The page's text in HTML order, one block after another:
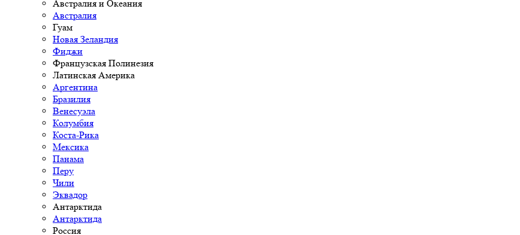
Австралия и Океания
Австралия
Гуам
Новая Зеландия
Фиджи
Французская Полинезия
Латинская Америка
Аргентина
Бразилия
Венесуэла
Колумбия
Коста-Рика
Мексика
Панама
Перу
Чили
Эквадор
Антарктида
Антарктида
Россия